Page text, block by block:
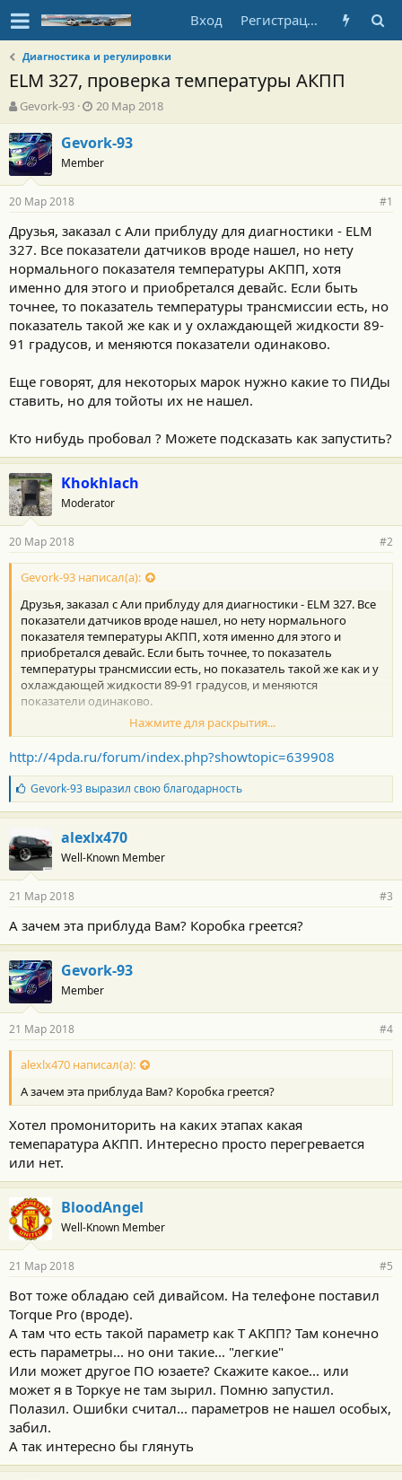
Вход Регистрация
Диагностика и регулировки
ELM 327, проверка температуры АКПП
А
в
т
о
р
т
е
м
ы
Gevork-93
Д
а
т
а
н
а
а
л
а
20 Мар 2018
Gevork-93
Member
20 Мар 2018 #1
Друзья, заказал с Али приблуду для диагностики - ELM
327. Все показатели датчиков вроде нашел, но нету
нормального показателя температуры АКПП, хотя
именно для этого и приобретался девайс. Если быть
точнее, то показатель температуры трансмиссии есть, но
показатель такой же как и у охлаждающей жидкости 89-
91 градусов, и меняются показатели одинаково.
Еще говорят, для некоторых марок нужно какие то ПИДы
ставить, но для тойоты их не нашел.
Кто нибудь пробовал ? Можете подсказать как запустить?
Khokhlach
Moderator
20 Мар 2018 #2
Gevork-93 написал(а):
Друзья, заказал с Али приблуду для диагностики - ELM 327. Все
показатели датчиков вроде нашел, но нету нормального
показателя температуры АКПП, хотя именно для этого и
приобретался девайс. Если быть точнее, то показатель
температуры трансмиссии есть, но показатель такой же как и у
охлаждающей жидкости 89-91 градусов, и меняются
показатели одинаково.
Еще говорят, для некоторых марок нужно какие то ПИДы
ставить, но для тойоты их не нашел.
Кто нибудь пробовал ? Можете подсказать как запустить?
Нажмите для раскрытия...
http://4pda.ru/forum/index.php?showtopic=639908
Б
л
а
о
д
а
н
с
т
и
:
Gevork-93выразил свою благодарность
alexlx470
Well-Known Member
21 Мар 2018 #3
А зачем эта приблуда Вам? Коробка греется?
Gevork-93
Member
21 Мар 2018 #4
alexlx470 написал(а):
А зачем эта приблуда Вам? Коробка греется?
Хотел промониторить на каких этапах какая
темепаратура АКПП. Интересно просто перегревается
или нет.
BloodAngel
Well-Known Member
21 Мар 2018 #5
Вот тоже обладаю сей дивайсом. На телефоне поставил
Torque Pro (вроде).
А там что есть такой параметр как T АКПП? Там конечно
есть параметры... но они такие... "легкие"
Или может другое ПО юзаете? Скажите какое... или
может я в Торкуе не там зырил. Помню запустил.
Полазил. Ошибки считал... параметров не нашел особых,
забил.
А так интересно бы глянуть